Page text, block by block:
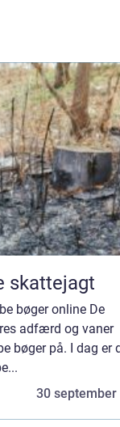
skattejagt
bøger online De
adfærd og vaner
bøger på. I dag er
30 september